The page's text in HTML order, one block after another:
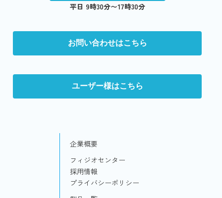
平日 9時30分〜17時30分
お問い合わせはこちら
ユーザー様はこちら
企業概要
フィジオセンター
採用情報
プライバシーポリシー